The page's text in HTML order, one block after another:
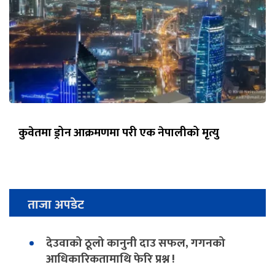
कुवेतमा ड्रोन आक्रमणमा परी एक नेपालीको मृत्यु
ताजा अपडेट
देउवाको ठूलो कानुनी दाउ सफल, गगनको
आधिकारिकतामाथि फेरि प्रश्न !